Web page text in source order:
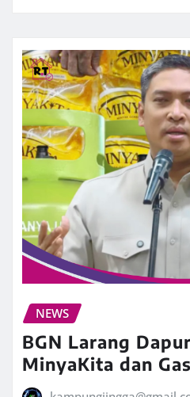
NEWS
BGN Larang
MinyaKita dan